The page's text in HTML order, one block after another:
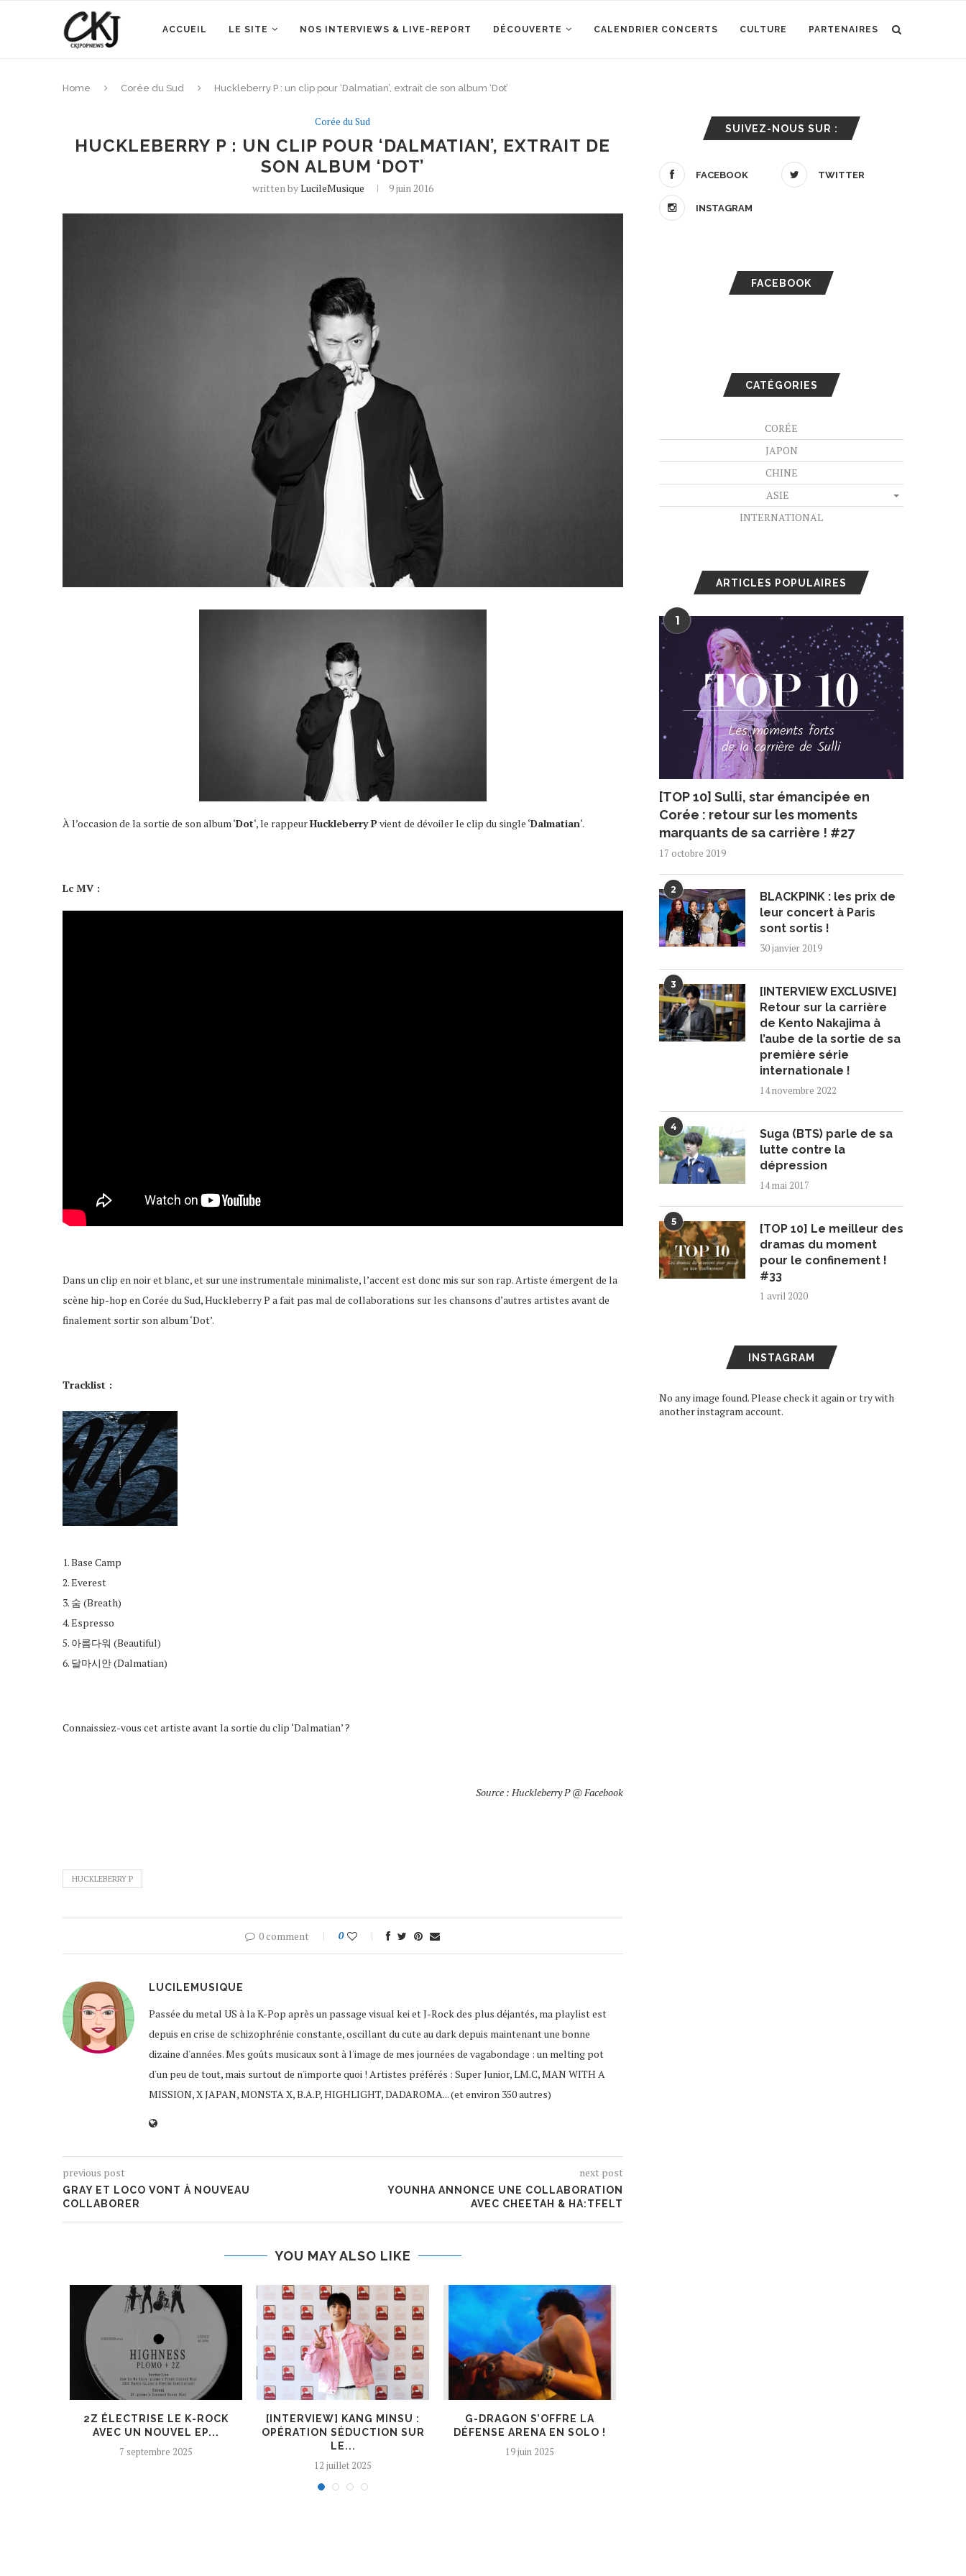
ACCUEIL LE SITE NOS INTERVIEWS & LIVE-REPORT DÉCOUVERTE CALENDRIER CONCERTS CULTURE PARTENAIRES
Home Corée du Sud Huckleberry P : un clip pour ‘Dalmatian’, extrait de son album ‘Dot’
Corée du Sud
HUCKLEBERRY P : UN CLIP POUR ‘DALMATIAN’, EXTRAIT DE
SON ALBUM ‘DOT’
written byLucileMusique 9 juin 2016
À l’occasion de la sortie de son album ‘Dot‘, le rappeurHuckleberry Pvient de dévoiler le clip du single ‘Dalmatian‘.
Lc MV :
Dans un clip en noir et blanc, et sur une instrumentale minimaliste, l’accent est donc mis sur son rap. Artiste émergent de la
scène hip-hop en Corée du Sud, Huckleberry P a fait pas mal de collaborations sur les chansons d’autres artistes avant de
finalement sortir son album ‘Dot’.
Tracklist :
1. Base Camp
2. Everest
3. 숨 (Breath)
4. Espresso
5. 아름다워 (Beautiful)
6. 달마시안 (Dalmatian)
Connaissiez-vous cet artiste avant la sortie du clip ‘Dalmatian’ ?
Source : Huckleberry P @ Facebook
HUCKLEBERRY P
0 comment 0
LUCILEMUSIQUE
Passée du metal US à la K-Pop après un passage visual kei et J-Rock des plus déjantés, ma playlist est
depuis en crise de schizophrénie constante, oscillant du cute au dark depuis maintenant une bonne
dizaine d'années. Mes goûts musicaux sont à l'image de mes journées de vagabondage : un melting pot
d'un peu de tout, mais surtout de n'importe quoi ! Artistes préférés : Super Junior, LM.C, MAN WITH A
MISSION, X JAPAN, MONSTA X, B.A.P, HIGHLIGHT, DADAROMA... (et environ 350 autres)
previous post
GRAY ET LOCO VONT À NOUVEAU
COLLABORER
next post
YOUNHA ANNONCE UNE COLLABORATION
AVEC CHEETAH & HA:TFELT
YOU MAY ALSO LIKE
2Z ÉLECTRISE LE K-ROCK
AVEC UN NOUVEL EP...
7 septembre 2025
[INTERVIEW] KANG MINSU :
OPÉRATION SÉDUCTION SUR
LE...
12 juillet 2025
G-DRAGON S’OFFRE LA
DÉFENSE ARENA EN SOLO !
19 juin 2025
SUIVEZ-NOUS SUR :
FACEBOOK TWITTER
INSTAGRAM
FACEBOOK
CATÉGORIES
CORÉE
JAPON
CHINE
ASIE
INTERNATIONAL
ARTICLES POPULAIRES
1
[TOP 10] Sulli, star émancipée en
Corée : retour sur les moments
marquants de sa carrière ! #27
17 octobre 2019
2
BLACKPINK : les prix de
leur concert à Paris
sont sortis !
30 janvier 2019
3
[INTERVIEW EXCLUSIVE]
Retour sur la carrière
de Kento Nakajima à
l’aube de la sortie de sa
première série
internationale !
14 novembre 2022
4
Suga (BTS) parle de sa
lutte contre la
dépression
14 mai 2017
5
[TOP 10] Le meilleur des
dramas du moment
pour le confinement !
#33
1 avril 2020
INSTAGRAM
No any image found. Please check it again or try with
another instagram account.